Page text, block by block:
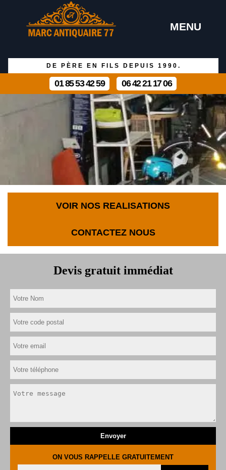
MENU
DE PÈRE EN FILS DEPUIS 1990.
01 85 53 42 59 06 42 21 17 06
VOIR NOS REALISATIONS
CONTACTEZ NOUS
Devis gratuit immédiat
ON VOUS RAPPELLE GRATUITEMENT